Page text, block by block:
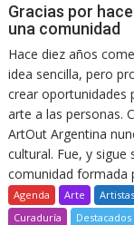
Gracias por
una comunidad
Hace diez años
idea sencilla, pero
crear oportunidades
arte a las personas.
ArtOut Argentina
cultural. Fue, y sigue
comunidad formada
Agenda Arte Artistas
Curaduría
Destacados